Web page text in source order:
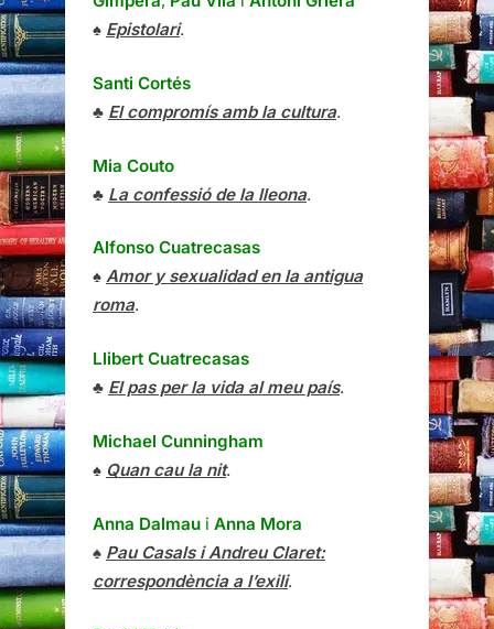
♠ Epistolari.
Santi Cortés
♣ El compromís amb la cultura.
Mia Couto
♣ La confessió de la lleona.
Alfonso Cuatrecasas
♠ Amor y sexualidad en la antigua
roma.
Llibert Cuatrecasas
♣ El pas per la vida al meu país.
Michael Cunningham
♠ Quan cau la nit.
Anna Dalmau i Anna Mora
♠ Pau Casals i Andreu Claret:
correspondència a l’exili.